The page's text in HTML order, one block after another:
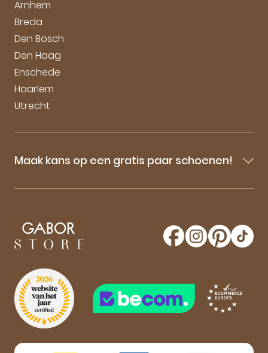
Arnhem
Breda
Den Bosch
Den Haag
Enschede
Haarlem
Utrecht
Maak kans op een gratis paar schoenen!
Blijf op de hoogte van onze sale-aankondigingen,
maak kans op een gratis paar Gabor schoenen!
Aanmelden